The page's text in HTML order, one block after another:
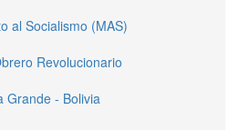
al Socialismo (MAS)
Revolucionario
Grande - Bolivia